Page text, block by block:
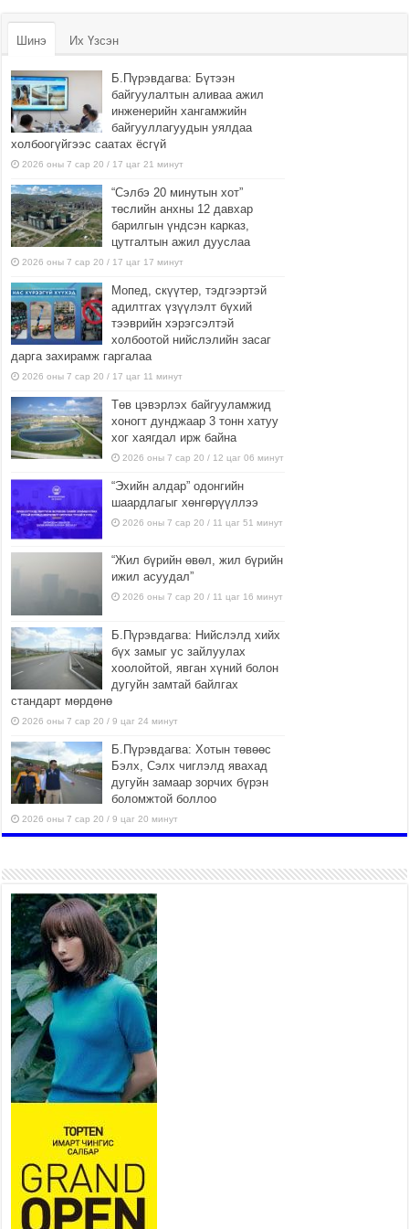
Шинэ Их Үзсэн
Б.Пүрэвдагва: Бүтээн
байгуулалтын аливаа ажил
инженерийн хангамжийн
байгууллагуудын уялдаа
холбоогүйгээс саатах ёсгүй
2026 оны 7 сар 20 / 17 цаг 21 минут
“Сэлбэ 20 минутын хот”
төслийн анхны 12 давхар
барилгын үндсэн карказ,
цутгалтын ажил дууслаа
2026 оны 7 сар 20 / 17 цаг 17 минут
Мопед, скүүтер, тэдгээртэй
адилтгах үзүүлэлт бүхий
тээврийн хэрэгсэлтэй
холбоотой нийслэлийн засаг
дарга захирамж гаргалаа
2026 оны 7 сар 20 / 17 цаг 11 минут
Төв цэвэрлэх байгууламжид
хоногт дунджаар 3 тонн хатуу
хог хаягдал ирж байна
2026 оны 7 сар 20 / 12 цаг 06 минут
“Эхийн алдар” одонгийн
шаардлагыг хөнгөрүүллээ
2026 оны 7 сар 20 / 11 цаг 51 минут
“Жил бүрийн өвөл, жил бүрийн
ижил асуудал”
2026 оны 7 сар 20 / 11 цаг 16 минут
Б.Пүрэвдагва: Нийслэлд хийх
бүх замыг ус зайлуулах
хоолойтой, явган хүний болон
дугуйн замтай байлгах
стандарт мөрдөнө
2026 оны 7 сар 20 / 9 цаг 24 минут
Б.Пүрэвдагва: Хотын төвөөс
Бэлх, Сэлх чиглэлд явахад
дугуйн замаар зорчих бүрэн
боломжтой боллоо
2026 оны 7 сар 20 / 9 цаг 20 минут
шугам хоолойн ажил 80
хувьтай үргэлжилж байна
2026 оны 7 сар 20 / 9 цаг 14 минут
Усархаг аадар бороо орж
байгаа тул аюулгүй байдлаа
хангаж, үер усны аюулаас
сэрэмжлэхийг нийслэлийн
Онцгой байдлын газраас анхааруулж байна
2026 оны 7 сар 20 / 9 цаг 09 минут
311 алба хаагч, 119 техник хэрэгсэлтэй ажиллаж
үер усны аюул, болзошгүй эрсдэлээс сэргийлж
байна
Аяллаа зөв төлөвлөхийг иргэдэд зөвлөж байна
2026 оны 7 сар 16 / 11 цаг 50 минут
Үер усны болзошгүй аюулаас сэргийлж,
холбогдох байгууллагууд өндөржүүлсэн бэлэн
байдалд ажиллаж байна